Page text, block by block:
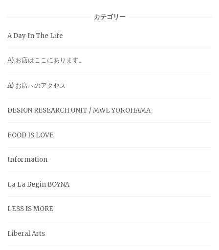
カテゴリー
A Day In The Life
A) お店はここにあります。
A) お店へのアクセス
DESIGN RESEARCH UNIT / MWL YOKOHAMA
FOOD IS LOVE
Information
La La Begin BOYNA
LESS IS MORE
Liberal Arts